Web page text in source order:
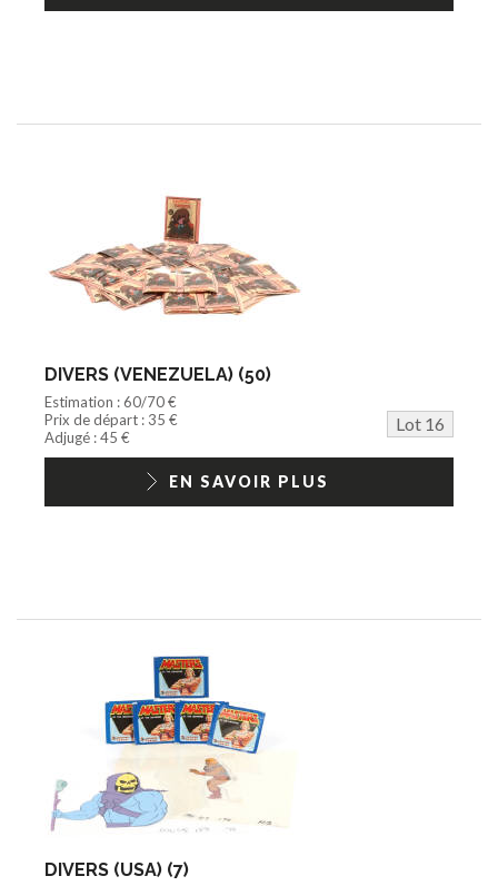
DIVERS (VENEZUELA) (50)
Estimation : 60/70 €
Prix de départ : 35 €
Lot 16
Adjugé : 45 €
EN SAVOIR PLUS
DIVERS (USA) (7)